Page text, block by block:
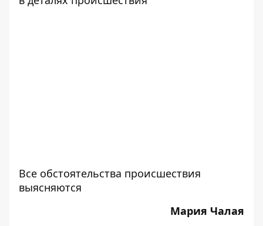
Все обстоятельства происшествия
выясняются
Мария Чалая